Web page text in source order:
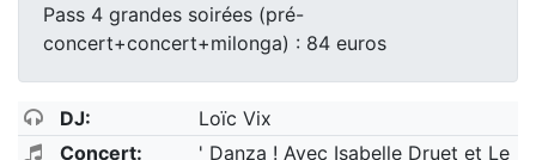
Pass 4 grandes soirées (pré-
concert+concert+milonga) : 84 euros
DJ:
Loïc Vix
Concert:
' Danza ! Avec Isabelle Druet et Le